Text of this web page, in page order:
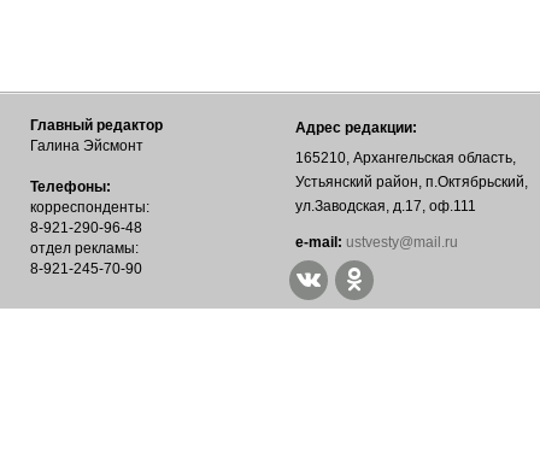
Главный редактор
Галина Эйсмонт
Телефоны:
корреспонденты:
8-921-290-96-48
отдел рекламы:
8-921-245-70-90
Адрес редакции:
165210, Архангельская область,
Устьянский район, п.Октябрьский,
ул.Заводская, д.17, оф.111
е-mail: ustvesty@mail.ru